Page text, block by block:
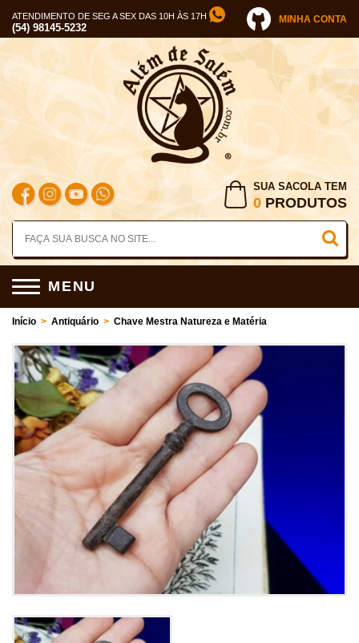
ATENDIMENTO DE SEG A SEX DAS 10H ÀS 17H
(54) 98145-5232
MINHA CONTA
SUA SACOLA TEM
0 PRODUTOS
MENU
Início > Antiquário > Chave Mestra Natureza e Matéria